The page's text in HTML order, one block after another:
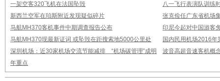
一架空客320飞机在法国坠毁
八一飞行表演队训练
新西兰空军在珀斯附近发现疑似碎片
张克俭任广东省机场
马航MH370客机事件中期调查报告公布
印尼今起对中国游客
马航MH370现最新证词 或坠毁在距搜索地5000公里处
国内民用机场2016年
深圳机场：近30家机场交流节能减排 “机场碳管理”成明
年重点
波音高超音速客机概